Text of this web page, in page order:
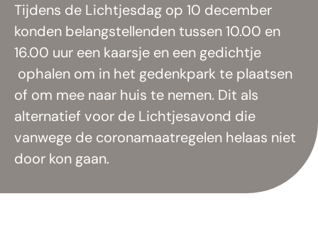
Tijdens de Lichtjesdag op 10 december
konden belangstellenden tussen 10.00 en
16.00 uur een kaarsje en een gedichtje
ophalen om in het gedenkpark te plaatsen
of om mee naar huis te nemen. Dit als
alternatief voor de Lichtjesavond die
vanwege de coronamaatregelen helaas niet
door kon gaan.